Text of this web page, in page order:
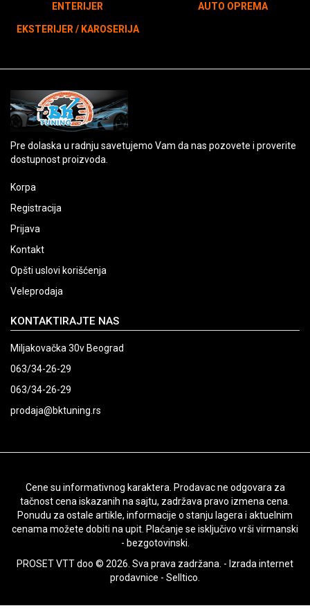
ENTERIJER
EKSTERIJER / KAROSERIJA
AUTO OPREMA
Pre dolaska u radnju savetujemo Vam da nas pozovete i proverite
dostupnost proizvoda.
Korpa
Registracija
Prijava
Kontakt
Opšti uslovi korišćenja
Veleprodaja
KONTAKTIRAJTE NAS
Miljakovačka 30v Beograd
063/34-26-29
063/34-26-29
prodaja@bktuning.rs
Cene su informativnog karaktera. Prodavac ne odgovara za
tačnost cena iskazanih na sajtu, zadržava pravo izmena cena.
Ponudu za ostale artikle, informacije o stanju lagera i aktuelnim
cenama možete dobiti na upit. Plaćanje se isključivo vrši virmanski
- bezgotovinski.
PROSET VTT doo © 2026. Sva prava zadržana. - Izrada internet
prodavnice - Selltico.